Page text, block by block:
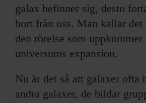
ANNONSERA I F&F
OM F&F
galax befinner sig, desto
bort från oss. Man kallar
den rörelse som uppkommer
universums expansion.
Nu är det så att galaxer ofta
andra galaxer, de bildar